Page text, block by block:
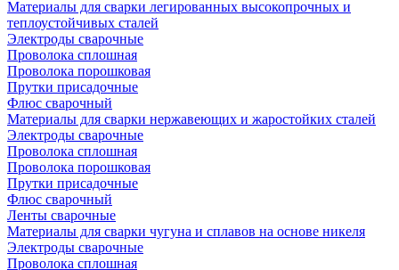
Материалы для сварки легированных высокопрочных и
теплоустойчивых сталей
Электроды сварочные
Проволока сплошная
Проволока порошковая
Прутки присадочные
Флюс сварочный
Материалы для сварки нержавеющих и жаростойких сталей
Электроды сварочные
Проволока сплошная
Проволока порошковая
Прутки присадочные
Флюс сварочный
Ленты сварочные
Материалы для сварки чугуна и сплавов на основе никеля
Электроды сварочные
Проволока сплошная